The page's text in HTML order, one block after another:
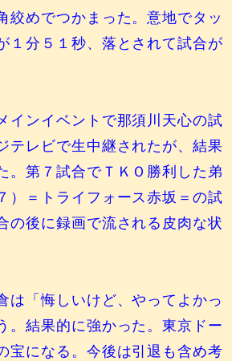
絞めでつかまった。意地でタッ
１分５１秒、落とされて試合が
インイベントで那須川天心の試
テレビで生中継されたが、結果
。第７試合でＴＫＯ勝利した弟
）＝トライフォース赤坂＝の試
の後に録画で流される皮肉な状
は「悔しいけど、やってよかっ
。結果的に強かった。東京ドー
宝になる。今後は引退も含め考